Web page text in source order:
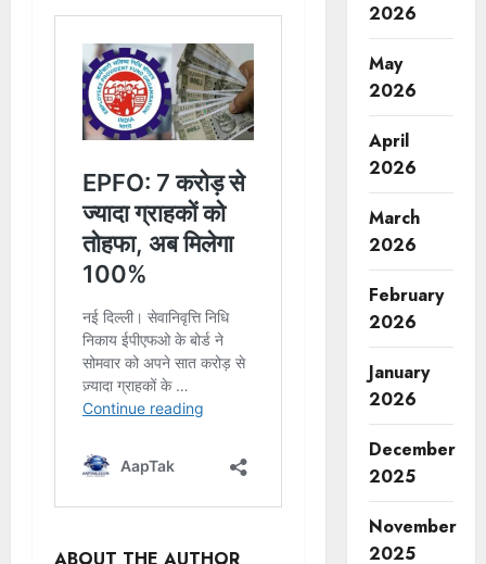
ABOUT THE AUTHOR
2026
May
2026
April
2026
March
2026
February
2026
January
2026
December
2025
November
2025